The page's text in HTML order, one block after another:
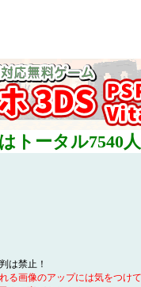
トータル7540
は禁止！
る画像のアップには気をつけ